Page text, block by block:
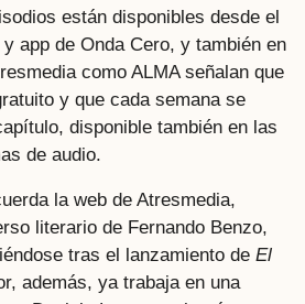
están disponibles desde el
app de Onda Cero, y también en
como ALMA señalan que
y que cada semana se
disponible también en las
de audio.
la web de Atresmedia,
literario de Fernando Benzo,
tras el lanzamiento de El
además, ya trabaja en una